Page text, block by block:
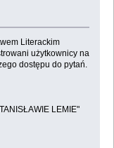
Literackim
użytkownicy na
dostępu do pytań.
LEMIE"